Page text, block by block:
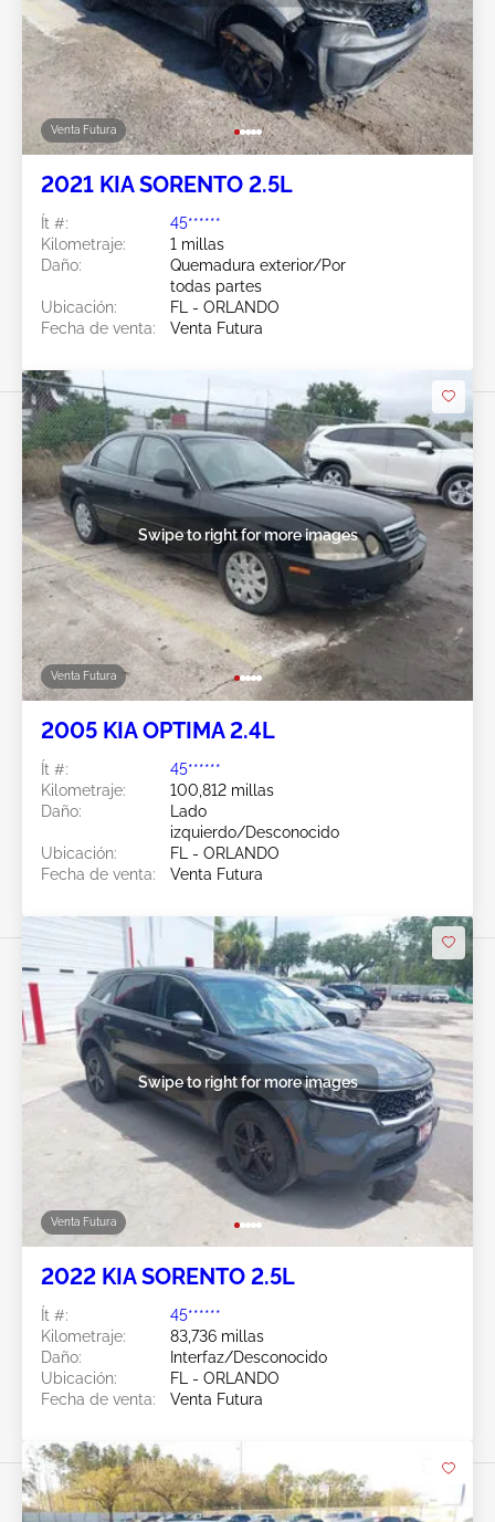
Venta Futura
2021 KIA SORENTO 2.5L
Ít #:
45******
Kilometraje:
1 millas
Daño:
Quemadura exterior/Por
todas partes
Ubicación:
FL - ORLANDO
Fecha de venta:
Venta Futura
Venta Futura
Swipe to right for more images
2005 KIA OPTIMA 2.4L
Ít #:
45******
Kilometraje:
100,812 millas
Daño:
Lado
izquierdo/Desconocido
Ubicación:
FL - ORLANDO
Fecha de venta:
Venta Futura
Venta Futura
Swipe to right for more images
2022 KIA SORENTO 2.5L
Ít #:
45******
Kilometraje:
83,736 millas
Daño:
Interfaz/Desconocido
Ubicación:
FL - ORLANDO
Fecha de venta:
Venta Futura